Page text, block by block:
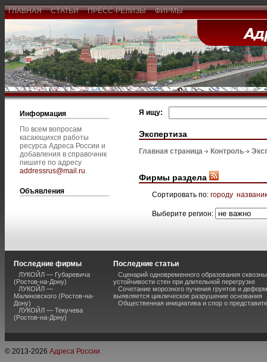
ГЛАВНАЯ СТАТЬИ ПРЕСС-РЕЛИЗЫ ФИРМЫ
Информация
По всем вопросам
касающихся работы
ресурса Адреса России и
добавления в справочник
пишите по адресу
addressrus@mail.ru.
Объявления
Я ищу:
Экспертиза
Главная страница Контроль
Фирмы раздела
Сортировать по: городу
Выберите регион:
Последние фирмы
ЛУКОЙЛ — Губаревича
(Ростов-на-Дону)
ЛУКОЙЛ —
Малиновского (Ростов-на-
Дону)
ЛУКОЙЛ — Текучева
(Ростов-на-Дону)
Последние статьи
Сценарий одновременного образования
устойчивости стен при длительной перегрузке
Сочетание морозного пучения грунтов и
выявляется циклическое разрушение основания
Общественная инициатива и спор о
© 2013-2026 Адреса России